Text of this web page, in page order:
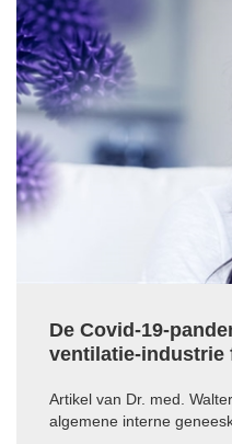
De Covid-19-
ventilatie-industrie
Artikel van Dr. med.
algemene interne